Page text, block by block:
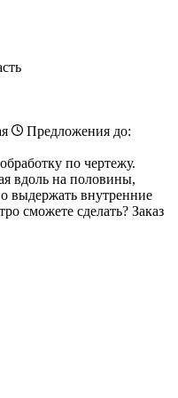
Предложения до:
по чертежу.
вдоль на половины,
выдержать внутренние
сможете сделать? Заказ